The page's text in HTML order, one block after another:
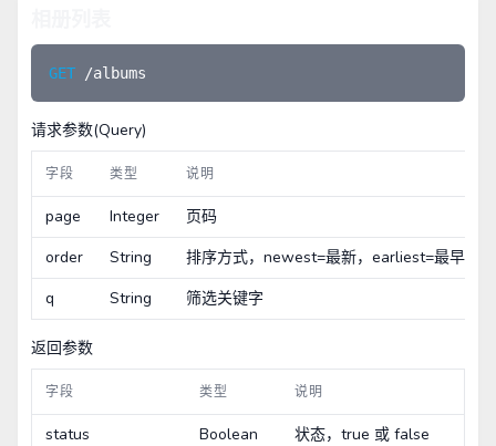
GET
请求参数(Query)
字段 类型 说明
page Integer
页码
order
String
排序方式，newest=最新，earliest=最早，
q
String 筛选关键字
返回参数
字段 类型 说明
status Boolean
状态，true 或 false